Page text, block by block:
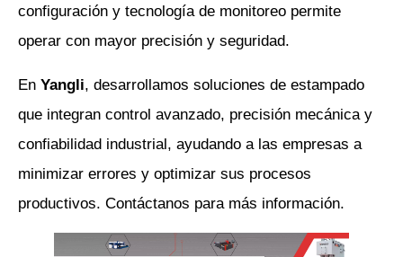
configuración y tecnología de monitoreo permite
operar con mayor precisión y seguridad.
En Yangli, desarrollamos soluciones de estampado
que integran control avanzado, precisión mecánica y
confiabilidad industrial, ayudando a las empresas a
minimizar errores y optimizar sus procesos
productivos. Contáctanos para más información.